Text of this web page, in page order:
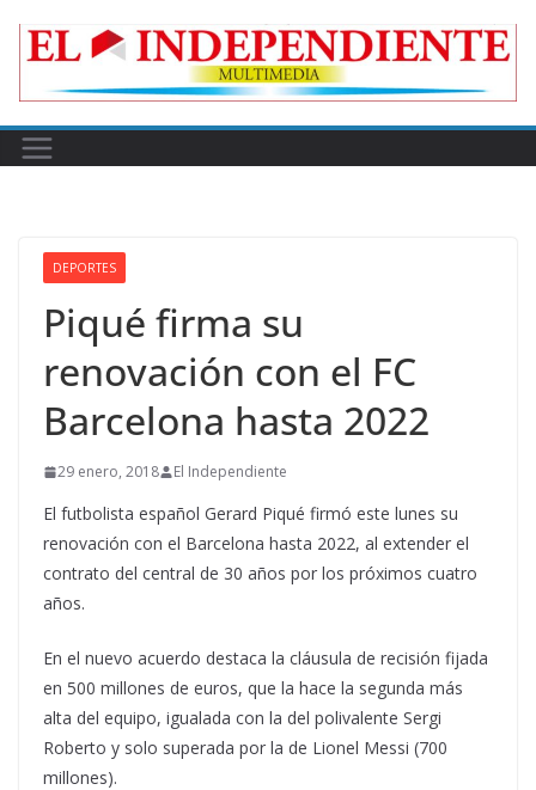
DEPORTES
Piqué firma su
renovación con el FC
Barcelona hasta 2022
29 enero, 2018 El Independiente
El futbolista español Gerard Piqué firmó este lunes su
renovación con el Barcelona hasta 2022, al extender el
contrato del central de 30 años por los próximos cuatro
años.
En el nuevo acuerdo destaca la cláusula de recisión fijada
en 500 millones de euros, que la hace la segunda más
alta del equipo, igualada con la del polivalente Sergi
Roberto y solo superada por la de Lionel Messi (700
millones).